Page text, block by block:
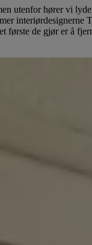
utenfor hører vi
interiørdesignerne
første de gjør er å